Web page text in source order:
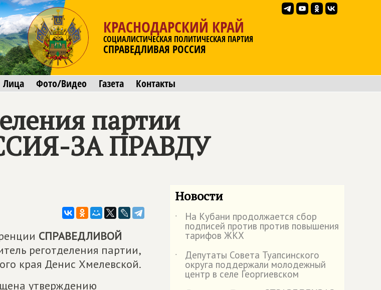
КРАСНОДАРСКИЙ КРАЙ
СОЦИАЛИСТИЧЕСКАЯ ПОЛИТИЧЕСКАЯ ПАРТИЯ
СПРАВЕДЛИВАЯ РОССИЯ
Лица Фото/Видео Газета Контакты
партии
ЗА ПРАВДУ
СПРАВЕДЛИВОЙ
реготделения партии,
края Денис Хмелевской.
утверждению
Новости
˙ На Кубани продолжается сбор
подписей против против повышения
тарифов ЖКХ
˙
Депутаты Совета Туапсинского
округа поддержали молодежный
центр в селе Георгиевском